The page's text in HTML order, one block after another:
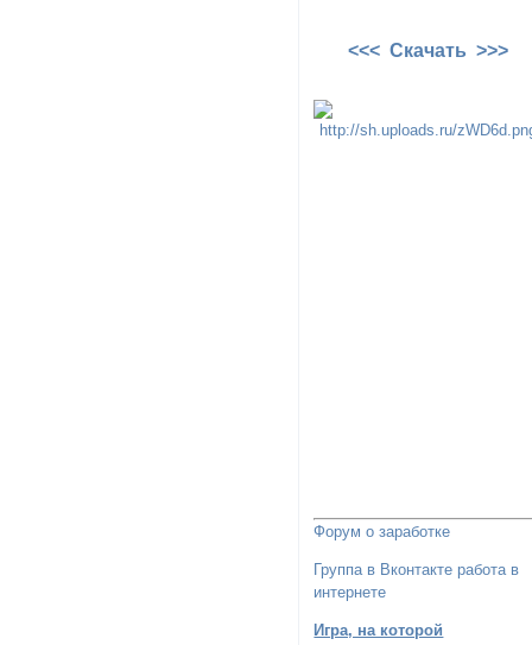
<<< Скачать >>>
Форум о заработке
Группа в Вконтакте работа в
интернете
Игра, на которой